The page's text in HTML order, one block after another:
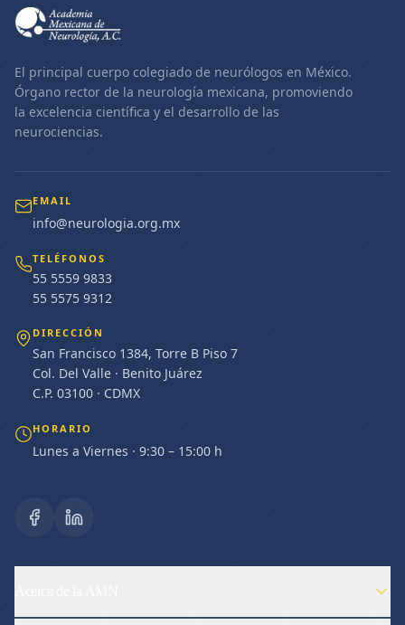
El principal cuerpo colegiado de neurólogos en México.
Órgano rector de la neurología mexicana, promoviendo
la excelencia científica y el desarrollo de las
neurociencias.
EMAIL
info@neurologia.org.mx
TELÉFONOS
55 5559 9833
55 5575 9312
DIRECCIÓN
San Francisco 1384, Torre B Piso 7
Col. Del Valle · Benito Juárez
C.P. 03100 · CDMX
HORARIO
Lunes a Viernes · 9:30 – 15:00 h